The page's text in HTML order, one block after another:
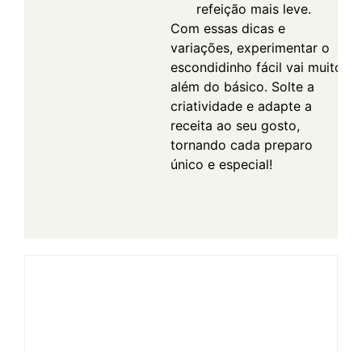
refeição mais leve.
Com essas dicas e
variações, experimentar o
escondidinho fácil vai muito
além do básico. Solte a
criatividade e adapte a
receita ao seu gosto,
tornando cada preparo
único e especial!